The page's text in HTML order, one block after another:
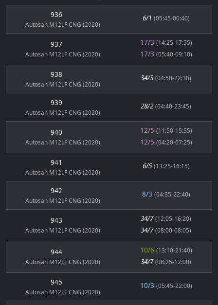
936
Autosan M12LF CNG (2020)
6/1 (05:45-00:40)
937
Autosan M12LF CNG (2020)
17/3 (14:25-17:55)
17/3 (05:40-09:10)
938
Autosan M12LF CNG (2020)
34/3 (04:50-22:30)
939
Autosan M12LF CNG (2020)
28/2 (04:40-23:45)
940
Autosan M12LF CNG (2020)
12/5 (11:50-15:55)
12/5 (04:20-07:25)
941
Autosan M12LF CNG (2020)
6/5 (13:25-16:15)
942
Autosan M12LF CNG (2020)
8/3 (04:35-22:40)
943
Autosan M12LF CNG (2020)
34/7 (12:05-16:20)
34/7 (08:00-08:05)
944
Autosan M12LF CNG (2020)
10/6 (13:10-21:40)
34/7 (08:25-12:00)
945
Autosan M12LF CNG (2020)
10/3 (05:45-22:00)